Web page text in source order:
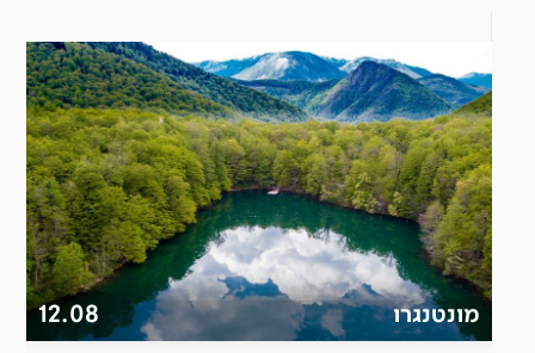
מונטנגרו 12.08